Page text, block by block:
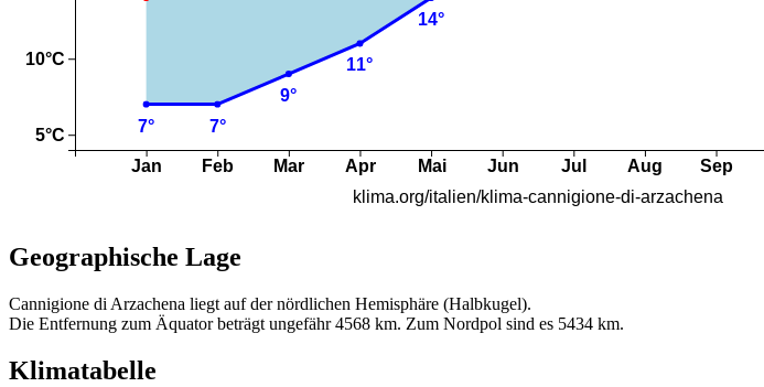
Geographische Lage
Cannigione di Arzachena liegt auf der nördlichen Hemisphäre (Halbkugel).
Die Entfernung zum Äquator beträgt ungefähr 4568 km. Zum Nordpol sind es 5434 km.
Klimatabelle